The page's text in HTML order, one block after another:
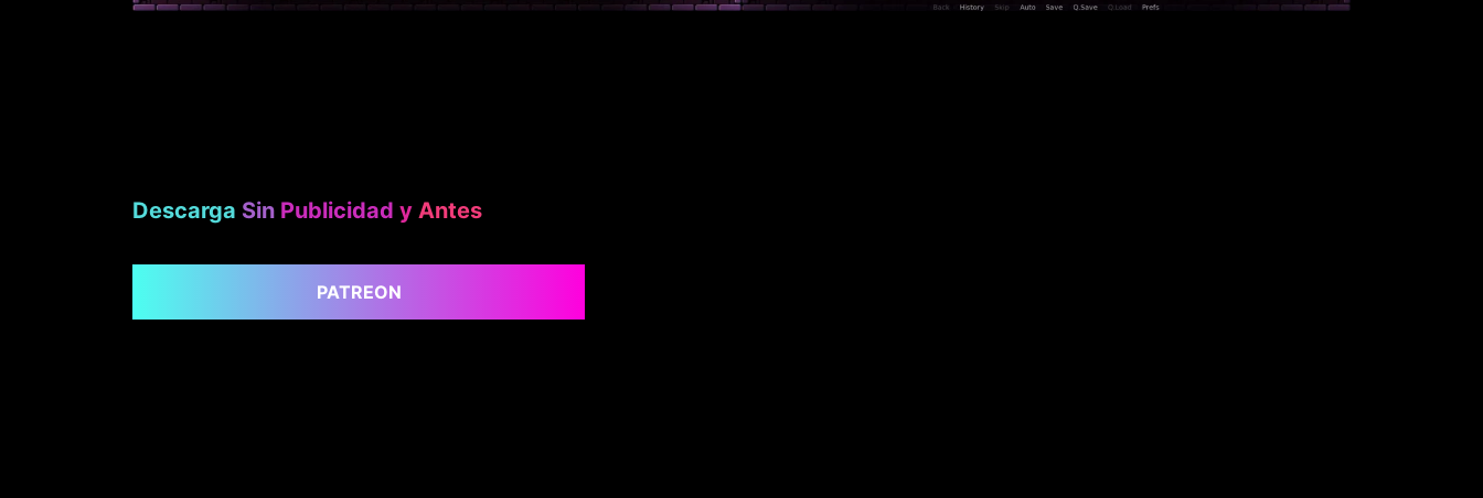
Descarga Sin Publicidad y Antes
PATREON